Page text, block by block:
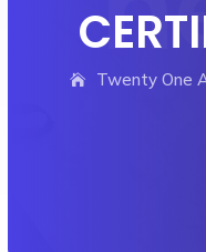
Twenty One